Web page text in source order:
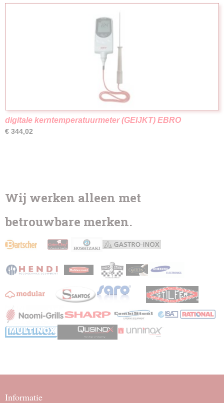
digitale kerntemperatuurmeter (GEIJKT) EBRO
€ 344,02
Wij werken alleen met
betrouwbare merken.
Informatie